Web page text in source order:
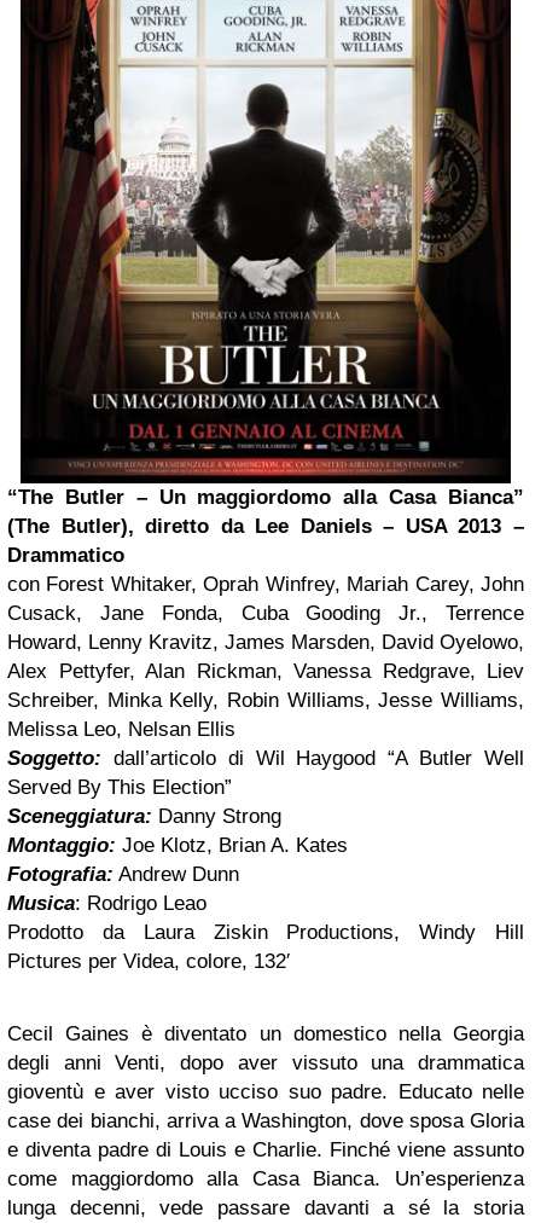
“The Butler – Un maggiordomo alla Casa Bianca”
(The Butler), diretto da Lee Daniels – USA 2013 –
Drammatico
con Forest Whitaker, Oprah Winfrey, Mariah Carey, John
Cusack, Jane Fonda, Cuba Gooding Jr., Terrence
Howard, Lenny Kravitz, James Marsden, David Oyelowo,
Alex Pettyfer, Alan Rickman, Vanessa Redgrave, Liev
Schreiber, Minka Kelly, Robin Williams, Jesse Williams,
Melissa Leo, Nelsan Ellis
Soggetto: dall’articolo di Wil Haygood “A Butler Well
Served By This Election”
Sceneggiatura: Danny Strong
Montaggio: Joe Klotz, Brian A. Kates
Fotografia: Andrew Dunn
Musica: Rodrigo Leao
Prodotto da Laura Ziskin Productions, Windy Hill
Pictures per Videa, colore, 132′
Cecil Gaines è diventato un domestico nella Georgia
degli anni Venti, dopo aver vissuto una drammatica
gioventù e aver visto ucciso suo padre. Educato nelle
case dei bianchi, arriva a Washington, dove sposa Gloria
e diventa padre di Louis e Charlie. Finché viene assunto
come maggiordomo alla Casa Bianca. Un’esperienza
lunga decenni, vede passare davanti a sé la storia